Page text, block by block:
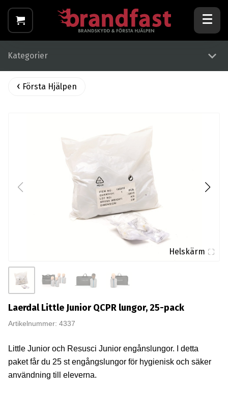
Kategorier
Första Hjälpen
Helskärm
Laerdal Little Junior QCPR lungor, 25-pack
Artikelnummer: 4337
Little Junior och Resusci Junior engånslungor. I detta
paket får du 25 st engångslungor för hygienisk och säker
användning till eleverna.